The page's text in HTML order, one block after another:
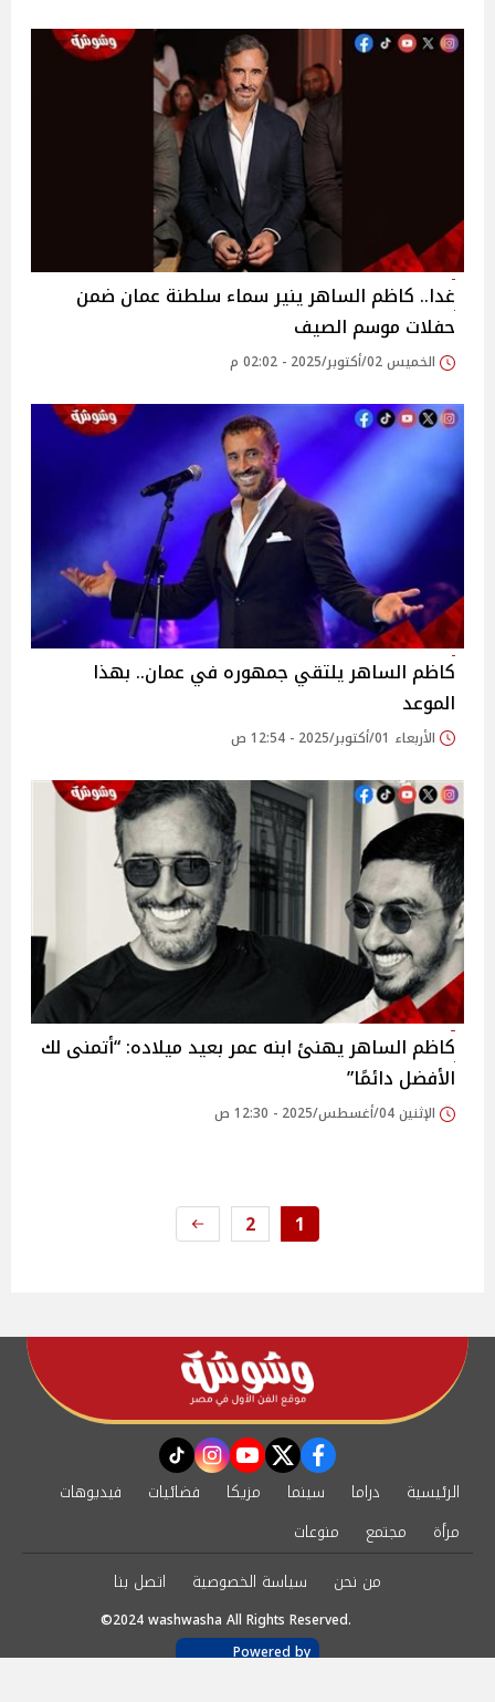
غدا.. كاظم الساهر ينير سماء سلطنة عمان ضمن
حفلات موسم الصيف
الخميس 02/أكتوبر/2025 - 02:02 م
كاظم الساهر يلتقي جمهوره في عمان.. بهذا
الموعد
الأربعاء 01/أكتوبر/2025 - 12:54 ص
كاظم الساهر يهنئ ابنه عمر بعيد ميلاده: “أتمنى لك
الأفضل دائمًا”‎
الإثنين 04/أغسطس/2025 - 12:30 ص
1
2
facebook
twitter
youtube
instagram
tiktok
الرئيسية دراما سينما مزيكا فضائيات
فيديوهات
مرأة
مجتمع
منوعات
من نحن
سياسة الخصوصية اتصل بنا
©2024 washwasha All Rights Reserved.
Powered by